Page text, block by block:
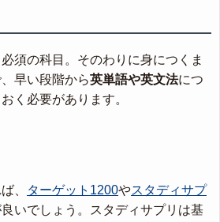
須の科目。そのわりに身につくま
早い段階から英単語や英文法につ
く必要があります。
、 ターゲット1200やスタディサプ
いでしょう。スタディサプリは基